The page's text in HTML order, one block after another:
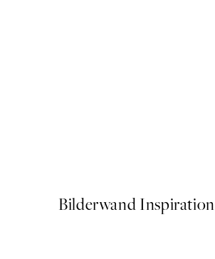
Bilderwand Inspiration